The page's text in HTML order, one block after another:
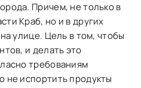
Причем, не только в
Краб, но и в других
улице. Цель в том, чтобы
и делать это
требованиям
не испортить продукты